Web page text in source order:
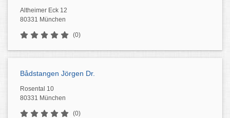
Altheimer Eck 12
80331 München
(0)
Bådstangen Jörgen Dr.
Rosental 10
80331 München
(0)